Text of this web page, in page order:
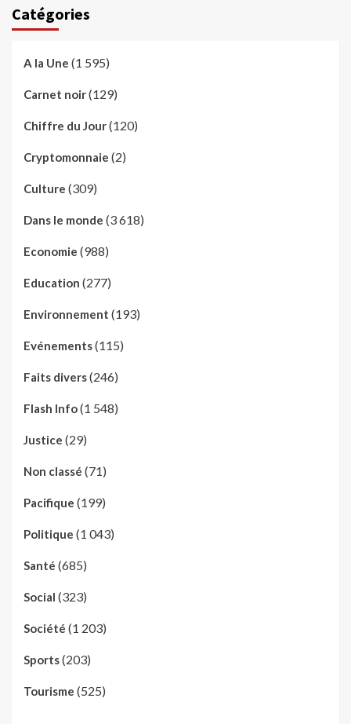
Catégories
A la Une (1 595)
Carnet noir(129)
Chiffre du Jour(120)
Cryptomonnaie (2)
Culture (309)
Dans le monde (3 618)
Economie (988)
Education (277)
Environnement (193)
Evénements(115)
Faits divers(246)
Flash Info(1 548)
Justice (29)
Non classé (71)
Pacifique (199)
Politique (1 043)
Santé (685)
Social (323)
Société (1 203)
Sports(203)
Tourisme (525)